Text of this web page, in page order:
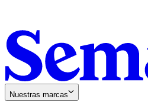
Nuestras marcas